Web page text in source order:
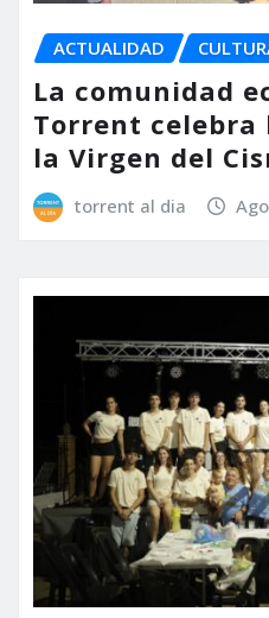
ACTUALIDAD
La comunidad
Torrent
la Virgen del
torrent al dia